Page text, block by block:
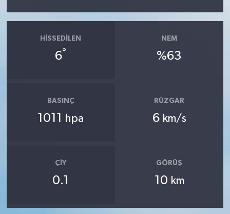
HISSEDILEN
6°
NEM
%63
BASINÇ
1011 hpa
RÜZGAR
6 km/s
ÇIY
0.1
GÖRÜŞ
10 km